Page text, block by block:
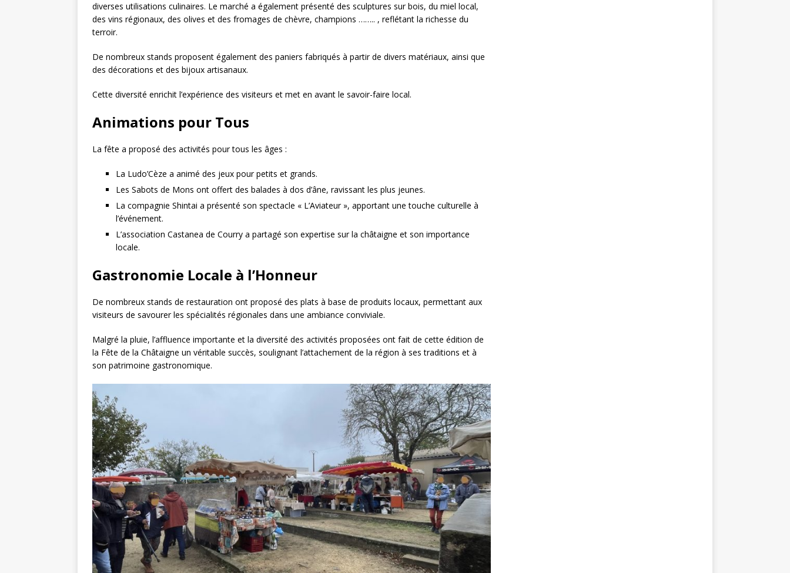
diverses utilisations culinaires. Le marché a également présenté des sculptures sur bois, du miel local,
des vins régionaux, des olives et des fromages de chèvre, champions …….. , reflétant la richesse du
terroir.
De nombreux stands proposent également des paniers fabriqués à partir de divers matériaux, ainsi que
des décorations et des bijoux artisanaux.
Cette diversité enrichit l’expérience des visiteurs et met en avant le savoir-faire local.
Animations pour Tous
La fête a proposé des activités pour tous les âges :
La Ludo’Cèze a animé des jeux pour petits et grands.
Les Sabots de Mons ont offert des balades à dos d’âne, ravissant les plus jeunes.
La compagnie Shintai a présenté son spectacle « L’Aviateur », apportant une touche culturelle à
l’événement.
L’association Castanea de Courry a partagé son expertise sur la châtaigne et son importance
locale.
Gastronomie Locale à l’Honneur
De nombreux stands de restauration ont proposé des plats à base de produits locaux, permettant aux
visiteurs de savourer les spécialités régionales dans une ambiance conviviale.
Malgré la pluie, l’affluence importante et la diversité des activités proposées ont fait de cette édition de
la Fête de la Châtaigne un véritable succès, soulignant l’attachement de la région à ses traditions et à
son patrimoine gastronomique.